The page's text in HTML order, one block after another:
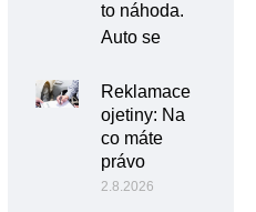
to náhoda.
Auto se
Reklamace
ojetiny: Na
co máte
právo
2.8.2026